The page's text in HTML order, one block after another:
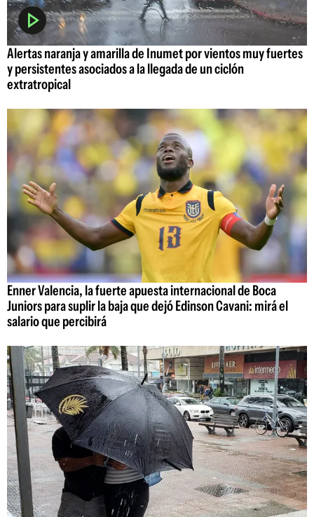
Alertas naranja y amarilla de Inumet por vientos muy fuertes
y persistentes asociados a la llegada de un ciclón
extratropical
Enner Valencia, la fuerte apuesta internacional de Boca
Juniors para suplir la baja que dejó Edinson Cavani: mirá el
salario que percibirá